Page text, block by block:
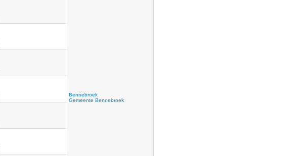
Bennebroek
Gemeente Bennebroek